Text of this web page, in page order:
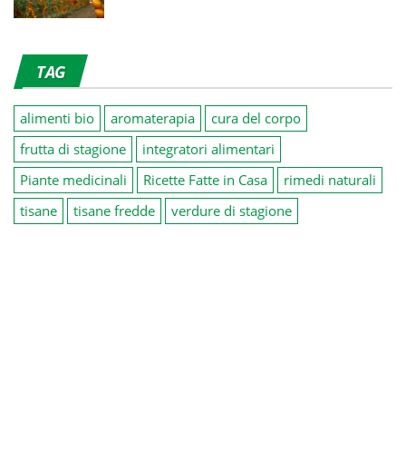
TAG
alimenti bio aromaterapia
cura del corpo
frutta di stagione
integratori alimentari
Piante medicinali
Ricette Fatte in Casa
rimedi naturali
tisane
tisane fredde verdure di stagione